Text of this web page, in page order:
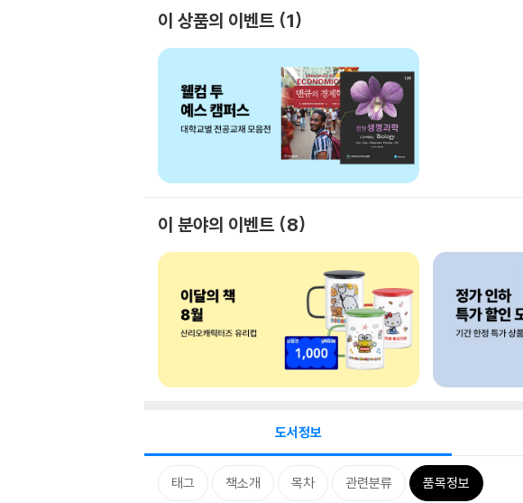
이 상품의 이벤트 1
이 분야의 이벤트 8
도서정보
태그 책소개 목차 관련분류 품목정보